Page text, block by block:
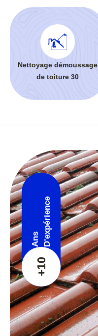
Nettoyage démoussage
de toiture 30
+10
Ans D'expérience